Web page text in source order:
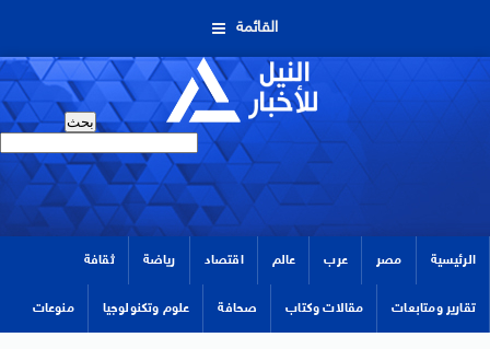
القائمة
الرئيسية مصر عرب عالم اقتصاد رياضة ثقافة
تقارير ومتابعات مقالات وكتاب صحافة علوم وتكنولوجيا منوعات